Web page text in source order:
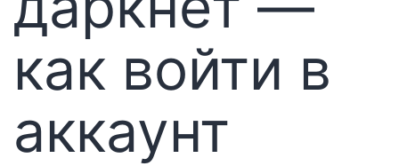
как войти в
аккаунт